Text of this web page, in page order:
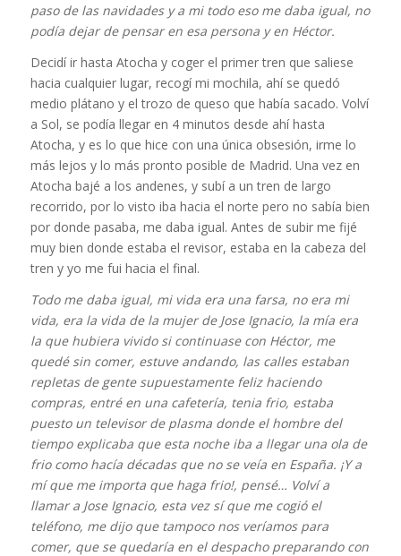
paso de las navidades y a mi todo eso me daba igual, no
podía dejar de pensar en esa persona y en Héctor.
Decidí ir hasta Atocha y coger el primer tren que saliese
hacia cualquier lugar, recogí mi mochila, ahí se quedó
medio plátano y el trozo de queso que había sacado. Volví
a Sol, se podía llegar en 4 minutos desde ahí hasta
Atocha, y es lo que hice con una única obsesión, irme lo
más lejos y lo más pronto posible de Madrid. Una vez en
Atocha bajé a los andenes, y subí a un tren de largo
recorrido, por lo visto iba hacia el norte pero no sabía bien
por donde pasaba, me daba igual. Antes de subir me fijé
muy bien donde estaba el revisor, estaba en la cabeza del
tren y yo me fui hacia el final.
Todo me daba igual, mi vida era una farsa, no era mi
vida, era la vida de la mujer de Jose Ignacio, la mía era
la que hubiera vivido si continuase con Héctor, me
quedé sin comer, estuve andando, las calles estaban
repletas de gente supuestamente feliz haciendo
compras, entré en una cafetería, tenia frio, estaba
puesto un televisor de plasma donde el hombre del
tiempo explicaba que esta noche iba a llegar una ola de
frio como hacía décadas que no se veía en España. ¡Y a
mí que me importa que haga frio!, pensé… Volví a
llamar a Jose Ignacio, esta vez sí que me cogió el
teléfono, me dijo que tampoco nos veríamos para
comer, que se quedaría en el despacho preparando con